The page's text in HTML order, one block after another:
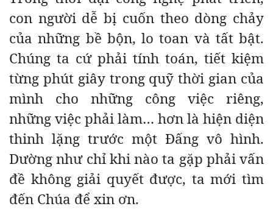
con người dễ bị cuốn theo dòng chảy
của những bề bộn, lo toan và tất bật.
Chúng ta cứ phải tính toán, tiết kiệm
từng phút giây trong quỹ thời gian của
mình cho những công việc riêng,
những việc phải làm… hơn là hiện diện
thinh lặng trước một Đấng vô hình.
Dường như chỉ khi nào ta gặp phải vấn
đề không giải quyết được, ta mới tìm
đến Chúa để xin ơn.